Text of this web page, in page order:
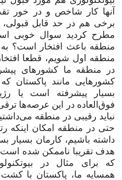
آنها کار شاخص و در خور
برخی هم در حد قابل
مطرح کردید سوال خوبی
منطقه باعث افتخار است؟ به
منطقه اول شویم، قطعا
در منطقه ما کشورهای
کشورهایی مانند پاکستان که
بسیار پیشرفته است یا
فوق‌العاده در این عرصه‌ها
نباید رقیبی در منطقه
داشته باشیم، کارمان بسیار
هدف تقریبا ناممکن شده
که برای مثال در
همسایه ما، پاکستان با کشت